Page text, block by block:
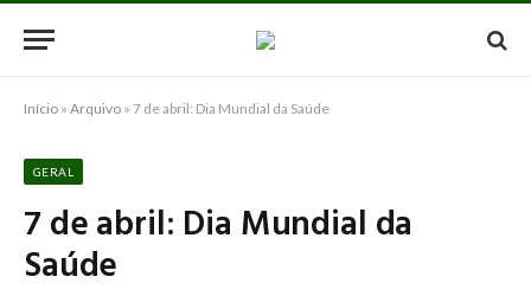
Início » Arquivo » 7 de abril: Dia Mundial da Saúde
GERAL
7 de abril: Dia Mundial da
Saúde